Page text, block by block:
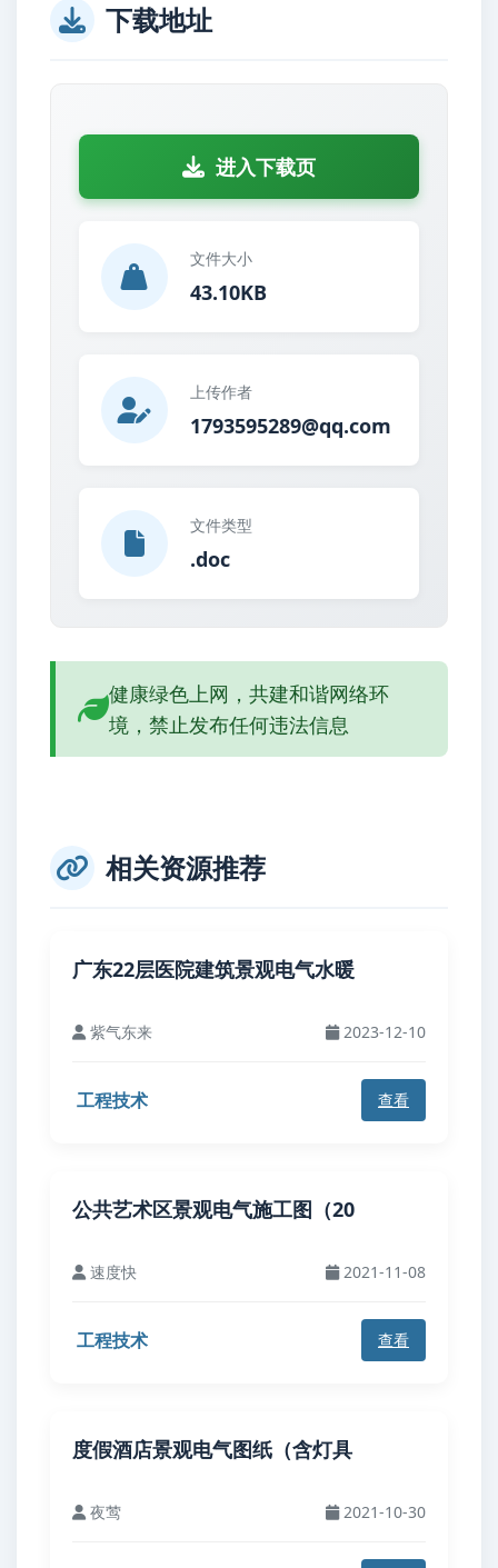
下载地址
进入下载页
文件大小
43.10KB
上传作者
1793595289@qq.com
文件类型
.doc
健康绿色上网，共建和谐网络环
境，禁止发布任何违法信息
相关资源推荐
广东22层医院建筑景观电气水暖
紫气东来 2023-12-10
工程技术 查看
公共艺术区景观电气施工图（20
速度快 2021-11-08
工程技术 查看
度假酒店景观电气图纸（含灯具
夜莺 2021-10-30